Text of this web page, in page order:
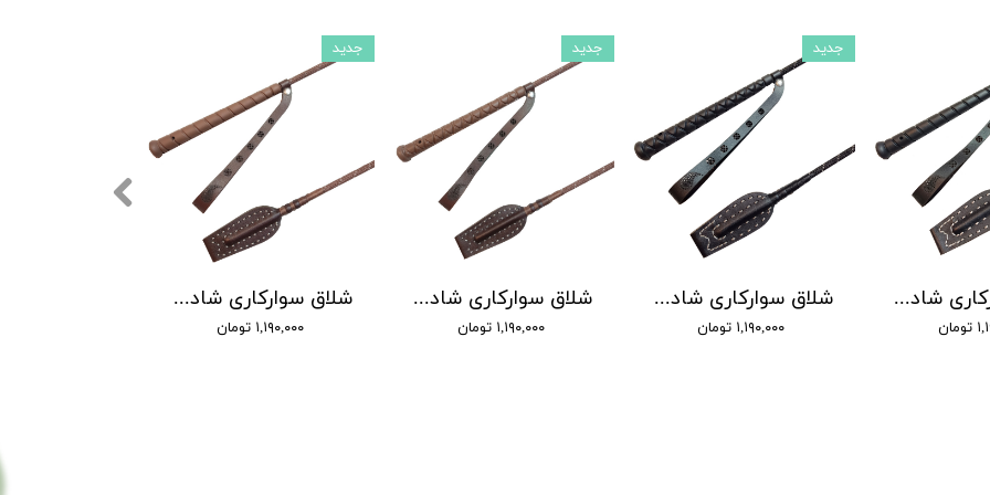
شلاق سوارکاری شادان - با بند مُچی چرمی، مدل سنگچین دسته اسپرت
۱,۱۹۰,۰۰۰ تومان
جدید
شلاق سوارکاری شادان - با بند مُچی چرمی، مدل سنگچین دسته کلاسیک
۱,۱۹۰,۰۰۰ تومان
جدید
شلاق سوارکاری شادان - با بند مُچی چرمی، مدل باران دسته کلاسیک
۱,۱۹۰,۰۰۰ تومان
جدید
شلاق سوارکاری شادان - با بند مُچی چرمی، مدل باران دسته اسپرت